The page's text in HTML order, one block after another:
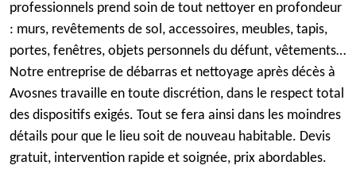
professionnels prend soin de tout nettoyer en profondeur
: murs, revêtements de sol, accessoires, meubles, tapis,
portes, fenêtres, objets personnels du défunt, vêtements…
Notre entreprise de débarras et nettoyage après décès à
Avosnes travaille en toute discrétion, dans le respect total
des dispositifs exigés. Tout se fera ainsi dans les moindres
détails pour que le lieu soit de nouveau habitable. Devis
gratuit, intervention rapide et soignée, prix abordables.